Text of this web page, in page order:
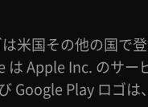
米国その他の国で
は Apple Inc. のサー
Google Play ロゴは